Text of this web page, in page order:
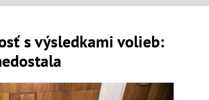
s výsledkami volieb: